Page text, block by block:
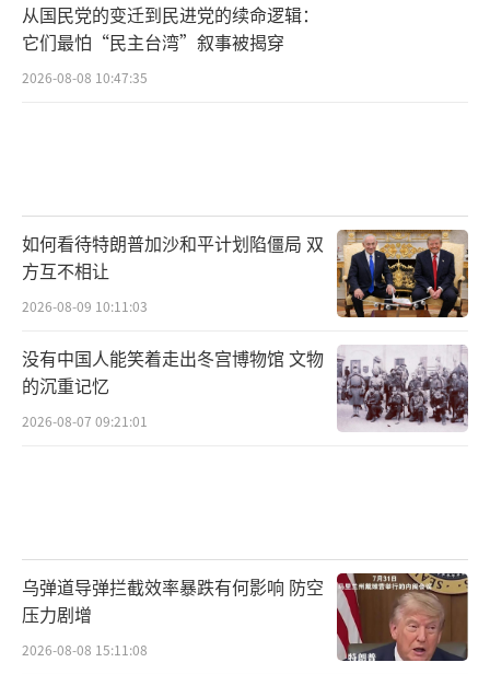
从国民党的变迁到民进党的续命逻辑：
它们最怕“民主台湾”叙事被揭穿
2026-08-08 10:47:35
如何看待特朗普加沙和平计划陷僵局 双
方互不相让
2026-08-09 10:11:03
没有中国人能笑着走出冬宫博物馆 文物
的沉重记忆
2026-08-07 09:21:01
乌弹道导弹拦截效率暴跌有何影响 防空
压力剧增
2026-08-08 15:11:08